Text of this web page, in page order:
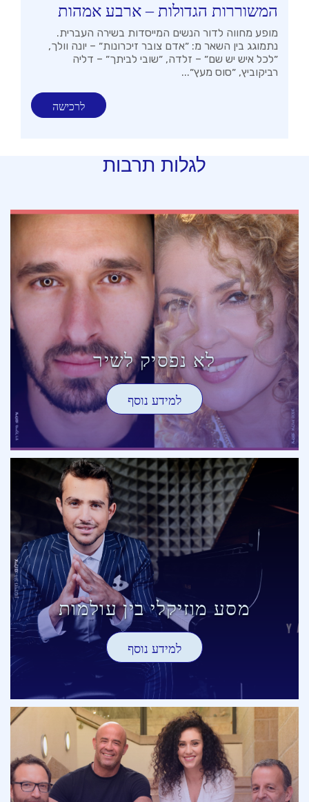
המשוררות הגדולות – ארבע אמהות
מופע מחווה לדור הנשים המייסדות בשירה העברית.
נתמוגג בין השאר מ: ״אדם צובר זיכרונות״ – יונה וולך,
״לכל איש יש שם״ – זלדה, ״שובי לביתך״ – דליה
רביקוביץ, ״סוס מעץ״...
לרכישה
לגלות תרבות
לא נפסיק לשיר
למידע נוסף
מסע מוזיקלי בין עולמות
למידע נוסף